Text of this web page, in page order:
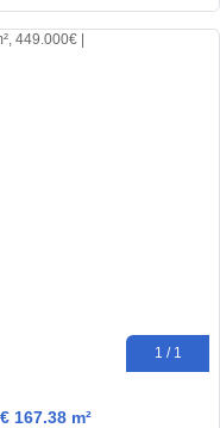
1 / 1
167.38 m²